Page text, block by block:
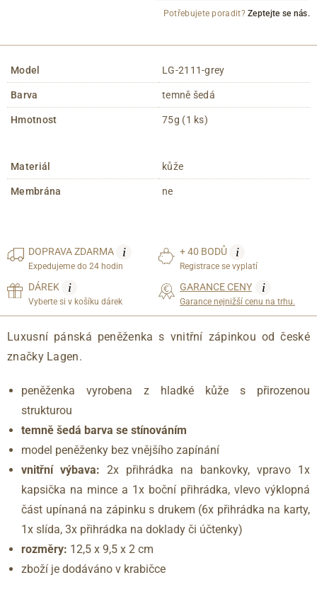
Potřebujete poradit?Zeptejte se nás.
Model LG-2111-grey
Barva temně šedá
Hmotnost 75g (1 ks)
Materiál kůže
Membrána ne
DOPRAVAZDARMA i
Expedujeme do 24 hodin
+ 40 BODŮ i
Registrace se vyplatí
DÁREK i
Vyberte si v košíku dárek
GARANCE CENY i
Garance nejnižší cenu na trhu.
Luxusní pánská peněženka s vnitřní zápinkou od české
značky Lagen.
peněženka vyrobena z hladké kůže s přirozenou
strukturou
temně šedá barva se stínováním
model peněženky bez vnějšího zapínání
vnitřní výbava: 2x přihrádka na bankovky, vpravo 1x
kapsička na mince a 1x boční přihrádka, vlevo výklopná
část upínaná na zápinku s drukem (6x přihrádka na karty,
1x slída, 3x přihrádka na doklady či účtenky)
rozměry: 12,5 x 9,5 x 2 cm
zboží je dodáváno v krabičce